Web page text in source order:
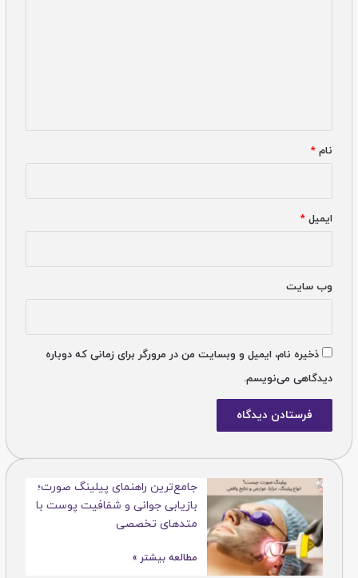
نام *
ایمیل *
وب‌ سایت
ذخیره نام، ایمیل و وبسایت من در مرورگر برای زمانی که دوباره
دیدگاهی می‌نویسم.
جامع‌ترین راهنمای پیلینگ صورت؛
بازیابی جوانی و شفافیت پوست با
متدهای تخصصی
مطالعه بیشتر »